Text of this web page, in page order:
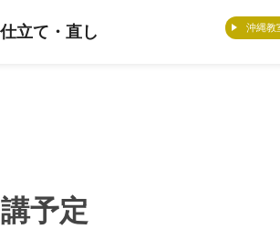
立て・直し 沖縄教
予定